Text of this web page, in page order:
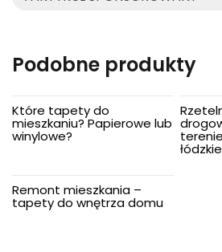
Podobne produkty
Które tapety do
mieszkaniu? Papierowe lub
winylowe?
Remont mieszkania –
tapety do wnętrza domu